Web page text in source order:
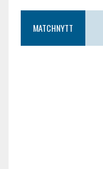
MATCHNYTT